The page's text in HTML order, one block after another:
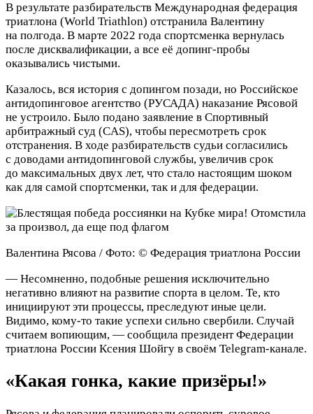
В результате разбирательств Международная федерация
триатлона (World Triathlon) отстранила Валентину
на полгода. В марте 2022 года спортсменка вернулась
после дисквалификации, а все её допинг-пробы
оказывались чистыми.
Казалось, вся история с допингом позади, но Российское
антидопинговое агентство (РУСАДА) наказание Рясовой
не устроило. Было подано заявление в Спортивный
арбитражный суд (CAS), чтобы пересмотреть срок
отстранения. В ходе разбирательств судьи согласились
с доводами антидопинговой службы, увеличив срок
до максимальных двух лет, что стало настоящим шоком
как для самой спортсменки, так и для федерации.
Валентина Рясова / Фото: © Федерация триатлона России
— Несомненно, подобные решения исключительно
негативно влияют на развитие спорта в целом. Те, кто
инициируют эти процессы, преследуют иные цели.
Видимо, кому-то такие успехи сильно свербили. Случай
считаем вопиющим, — сообщила президент Федерации
триатлона России Ксения Шойгу в своём Telegram-канале.
«Какая гонка, какие призёры!»